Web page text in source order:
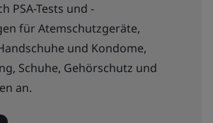
PSA-Tests und -
für Atemschutzgeräte,
und Kondome,
Schuhe, Gehörschutz und
an.